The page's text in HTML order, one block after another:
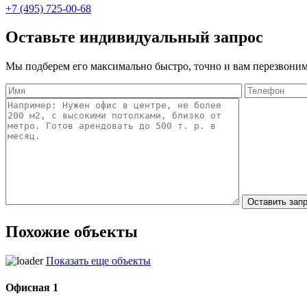
+7 (495) 725-00-68
Оставьте индивидуальный запрос
Мы подберем его максимально быстро, точно и вам
Похожие объекты
Показать еще объекты
Офисная 1